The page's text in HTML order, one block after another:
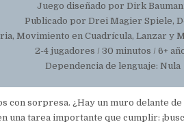
Juego diseñado por Dirk
Publicado por Drei Magier Spiele,
Movimiento en Cuadrícula, Lanzar y
2-4 jugadores / 30 minutos / 6+
Dependencia de lenguaje: Nula
con sorpresa. ¿Hay un muro delante
una tarea importante que cumplir: